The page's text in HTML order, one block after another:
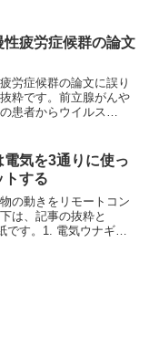
性疲労症候群の論文
労症候群の論文に誤り
粋です。前立腺がんや
患者からウイルス
どがまとめ、5月31日付
ンス（...
電気を3通りに使っ
トする
の動きをリモートコン
は、記事の抜粋と
です。1. 電気ウナギは